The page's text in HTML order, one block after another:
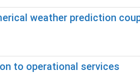
weather prediction
to operational services